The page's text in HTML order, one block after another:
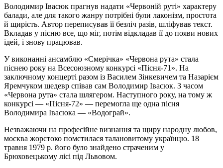
Володимир Івасюк прагнув надати «Червоній руті» характеру
балади, але для такого жанру потрібні були лаконізм, простота
й щирість. Автор переписував її безліч разів, шліфував текст.
Вкладав у пісню все, що міг, потім відкладав її до появи нових
ідей, і знову працював.
У виконанні ансамблю «Смерічка» «Червона рута» стала
піснею року на Всесоюзному конкурсі «Пісня-71». На
заключному концерті разом із Василем Зінкевичем та Назарієм
Яремчуком шедевр співав сам Володимир Івасюк. З часом
«Червона рута» стала шлягером. Наступного року, на тому ж
конкурсі — «Пісня-72» — перемогла ще одна пісня
Володимира Івасюка — «Водограй».
Незважаючи на професійне визнання та щиру народну любов,
москва жорстоко помстилася талановитому українцю. 18
травня 1979 р. його було знайдено страченим у
Брюховецькому лісі під Львовом.